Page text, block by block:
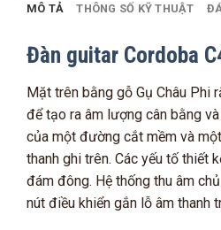
MÔ TẢ THÔNG SỐ KỸ THUẬT
Đàn guitar Cordoba
Mặt trên bằng gỗ Gụ Châu Phi
để tạo ra âm lượng cân bằng
của một đường cắt mềm và
thanh ghi trên. Các yếu tố thiết
đám đông. Hệ thống thu âm
nút điều khiển gắn lỗ âm thanh